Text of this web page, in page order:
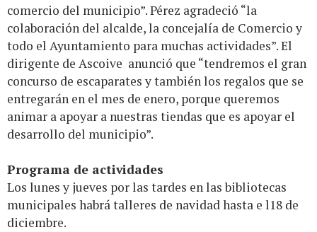
comercio del municipio”. Pérez agradeció “la
colaboración del alcalde, la concejalía de Comercio y
todo el Ayuntamiento para muchas actividades”. El
dirigente de Ascoive anunció que “tendremos el gran
concurso de escaparates y también los regalos que se
entregarán en el mes de enero, porque queremos
animar a apoyar a nuestras tiendas que es apoyar el
desarrollo del municipio”.
Programa de actividades
Los lunes y jueves por las tardes en las bibliotecas
municipales habrá talleres de navidad hasta e l18 de
diciembre.